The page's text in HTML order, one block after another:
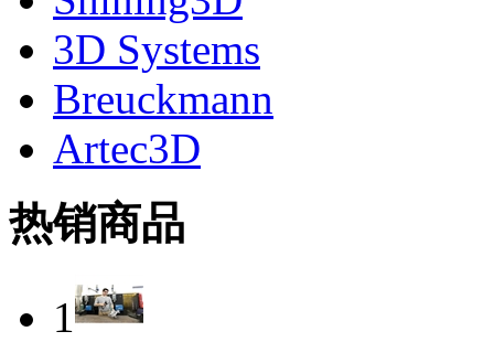
3D Systems
Breuckmann
Artec3D
热销商品
1